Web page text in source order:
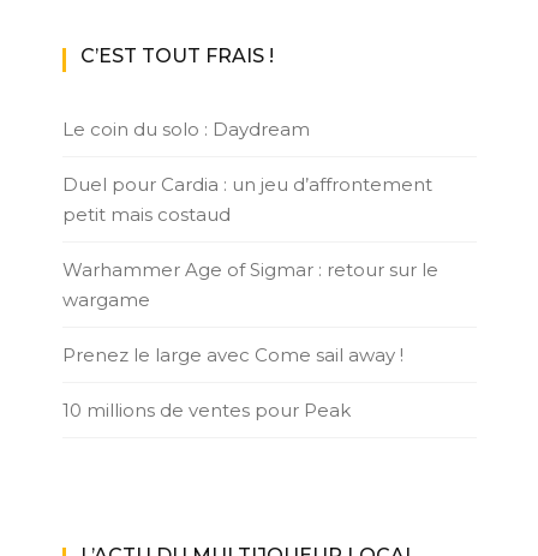
C’EST TOUT FRAIS !
Le coin du solo : Daydream
Duel pour Cardia : un jeu d’affrontement
petit mais costaud
Warhammer Age of Sigmar : retour sur le
wargame
Prenez le large avec Come sail away !
10 millions de ventes pour Peak